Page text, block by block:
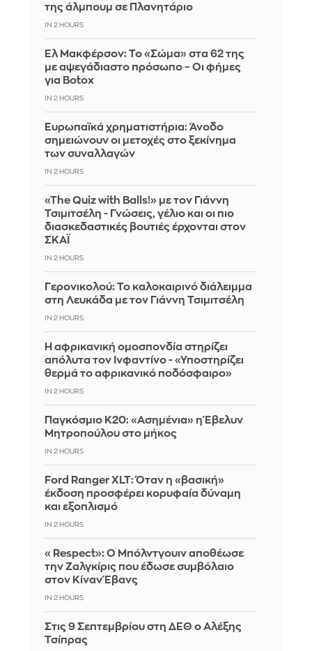
της άλμπουμ σε Πλανητάριο
IN 2 HOURS
Ελ Μακφέρσον: Το «Σώμα» στα 62 της
με αψεγάδιαστο πρόσωπο – Οι φήμες
για Botox
IN 2 HOURS
Ευρωπαϊκά χρηματιστήρια: Άνοδο
σημειώνουν οι μετοχές στο ξεκίνημα
των συναλλαγών
IN 2 HOURS
«The Quiz with Balls!» με τον Γιάννη
Τσιμιτσέλη - Γνώσεις, γέλιο και οι πιο
διασκεδαστικές βουτιές έρχονται στον
ΣΚΑΪ
IN 2 HOURS
Γερονικολού: Το καλοκαιρινό διάλειμμα
στη Λευκάδα με τον Γιάννη Τσιμιτσέλη
IN 2 HOURS
Η αφρικανική ομοσπονδία στηρίζει
απόλυτα τον Ινφαντίνο - «Υποστηρίζει
θερμά το αφρικανικό ποδόσφαιρο»
IN 2 HOURS
Παγκόσμιο Κ20: «Ασημένια» η Έβελυν
Μητροπούλου στο μήκος
IN 2 HOURS
Ford Ranger XLT: Όταν η «βασική»
έκδοση προσφέρει κορυφαία δύναμη
και εξοπλισμό
IN 2 HOURS
«Respect»: Ο Μπόλντγουιν αποθέωσε
την Ζαλγκίρις που έδωσε συμβόλαιο
στον Κίναν Έβανς
IN 2 HOURS
Στις 9 Σεπτεμβρίου στη ΔΕΘ ο Αλέξης
Τσίπρας